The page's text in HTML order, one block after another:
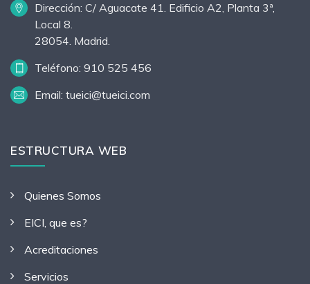
Dirección: C/ Aguacate 41. Edificio A2, Planta 3ª,
Local 8.
28054. Madrid.
Teléfono: 910 525 456
Email: tueici@tueici.com
ESTRUCTURA WEB
Quienes Somos
EICI, que es?
Acreditaciones
Servicios